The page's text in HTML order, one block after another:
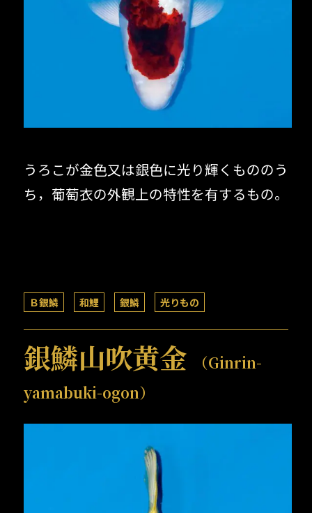
うろこが金色又は銀色に光り輝くもののう
ち，葡萄衣の外観上の特性を有するもの。
Ｂ銀鱗 和鯉 銀鱗 光りもの
銀鱗山吹黄金
（Ginrin-
yamabuki-ogon）